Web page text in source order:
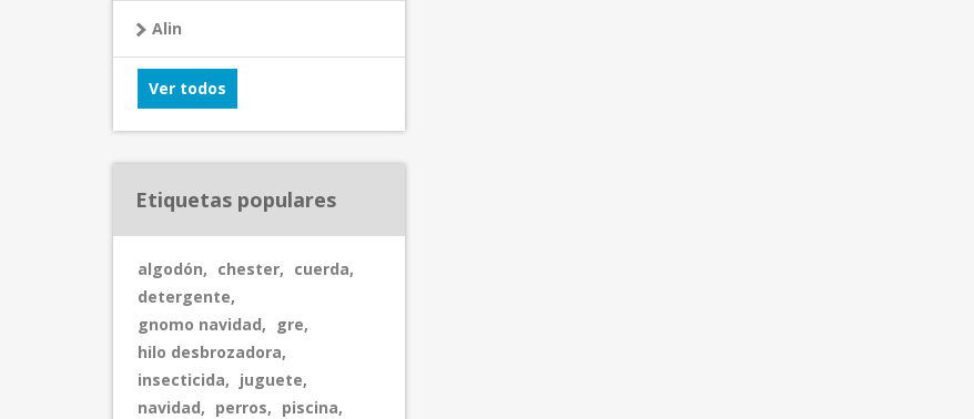
Alin
Ver todos
Etiquetas populares
algodón, chester, cuerda,
detergente,
gnomo navidad, gre,
hilo desbrozadora,
insecticida, juguete,
navidad, perros, piscina,